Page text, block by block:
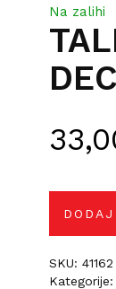
Na zalihi
SKU:41162